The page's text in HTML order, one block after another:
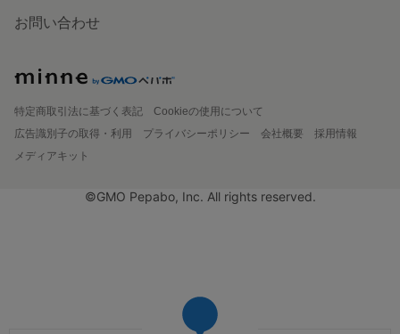
お問い合わせ
特定商取引法に基づく表記
Cookieの使用について
広告識別子の取得・利用
プライバシーポリシー 会社概要
採用情報
メディアキット
©GMO Pepabo, Inc. All rights reserved.